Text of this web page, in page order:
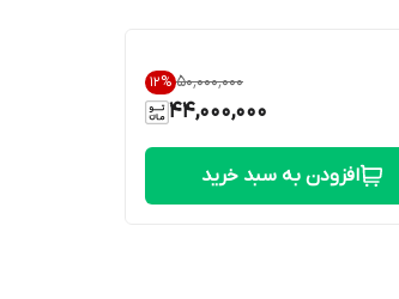
۵۰٬۰۰۰٬۰۰۰ 12%
44,000,000
افزودن به سبد خرید